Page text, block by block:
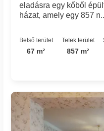
eladásra egy kőből
házat, amely egy 857
Belső terület
67 m²
Telek terület
857 m²